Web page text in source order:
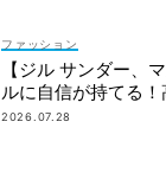
ファッション
【ジル サンダー、
ルに自信が持てる
ャツ」7選
2026.07.28